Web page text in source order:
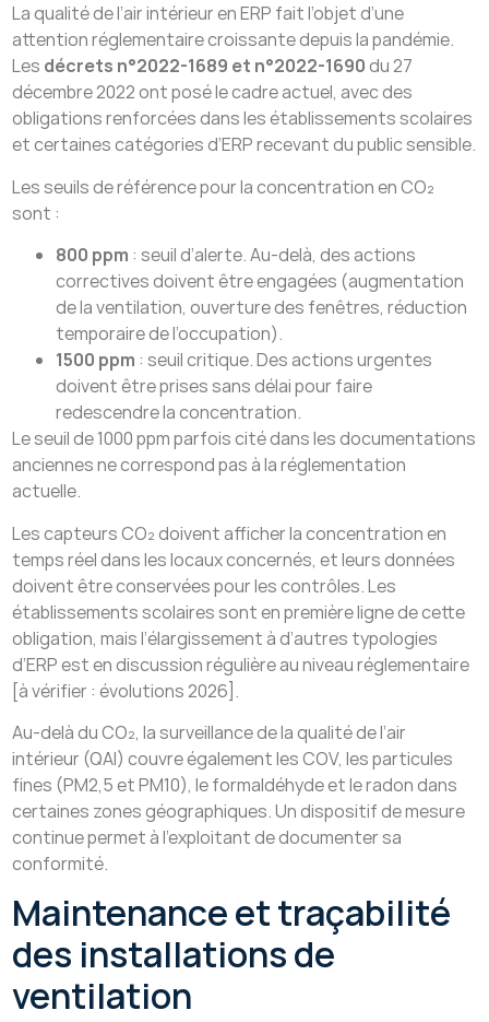
La qualité de l’air intérieur en ERP fait l’objet d’une
attention réglementaire croissante depuis la pandémie.
Les décrets n°2022-1689 et n°2022-1690du 27
décembre 2022 ont posé le cadre actuel, avec des
obligations renforcées dans les établissements scolaires
et certaines catégories d’ERP recevant du public sensible.
Les seuils de référence pour la concentration en CO₂
sont :
800 ppm : seuil d’alerte. Au-delà, des actions
correctives doivent être engagées (augmentation
de la ventilation, ouverture des fenêtres, réduction
temporaire de l’occupation).
1500 ppm : seuil critique. Des actions urgentes
doivent être prises sans délai pour faire
redescendre la concentration.
Le seuil de 1000 ppm parfois cité dans les documentations
anciennes ne correspond pas à la réglementation
actuelle.
Les capteurs CO₂ doivent afficher la concentration en
temps réel dans les locaux concernés, et leurs données
doivent être conservées pour les contrôles. Les
établissements scolaires sont en première ligne de cette
obligation, mais l’élargissement à d’autres typologies
d’ERP est en discussion régulière au niveau réglementaire
[à vérifier : évolutions 2026].
Au-delà du CO₂, la surveillance de la qualité de l’air
intérieur (QAI) couvre également les COV, les particules
fines (PM2,5 et PM10), le formaldéhyde et le radon dans
certaines zones géographiques. Un dispositif de mesure
continue permet à l’exploitant de documenter sa
conformité.
Maintenance et traçabilité
des installations de
ventilation